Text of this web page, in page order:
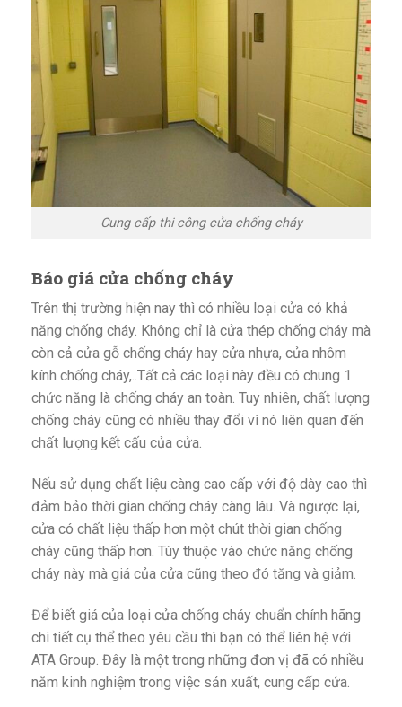
Cung cấp thi công cửa chống cháy
Báo giá cửa chống cháy
Trên thị trường hiện nay thì có nhiều loại cửa có khả
năng chống cháy. Không chỉ là cửa thép chống cháy mà
còn cả cửa gỗ chống cháy hay cửa nhựa, cửa nhôm
kính chống cháy,..Tất cả các loại này đều có chung 1
chức năng là chống cháy an toàn. Tuy nhiên, chất lượng
chống cháy cũng có nhiều thay đổi vì nó liên quan đến
chất lượng kết cấu của cửa.
Nếu sử dụng chất liệu càng cao cấp với độ dày cao thì
đảm bảo thời gian chống cháy càng lâu. Và ngược lại,
cửa có chất liệu thấp hơn một chút thời gian chống
cháy cũng thấp hơn. Tùy thuộc vào chức năng chống
cháy này mà giá của cửa cũng theo đó tăng và giảm.
Để biết giá của loại cửa chống cháy chuẩn chính hãng
chi tiết cụ thể theo yêu cầu thì bạn có thể liên hệ với
ATA Group. Đây là một trong những đơn vị đã có nhiều
năm kinh nghiệm trong việc sản xuất, cung cấp cửa.